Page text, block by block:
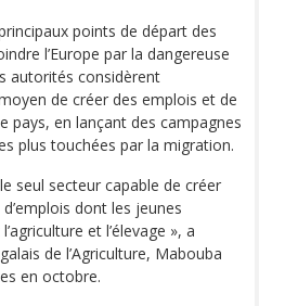
points de départ des
l’Europe par la dangereuse
autorités considèrent
de créer des emplois et de
pays, en lançant des campagnes
plus touchées par la migration.
seul secteur capable de créer
dont les jeunes
et l’élevage », a
de l’Agriculture, Mabouba
en octobre.